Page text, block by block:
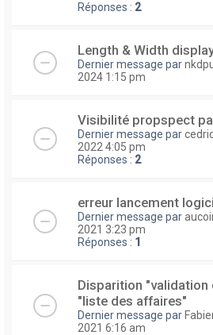
Réponses : 2
Length & Width
Dernier message par
2024 1:15 pm
Visibilité propspect
Dernier message par
2022 4:05 pm
Réponses : 2
erreur lancement
Dernier message par
2021 3:23 pm
Réponses : 1
Disparition
"liste des affaires"
Dernier message par
2021 6:16 am